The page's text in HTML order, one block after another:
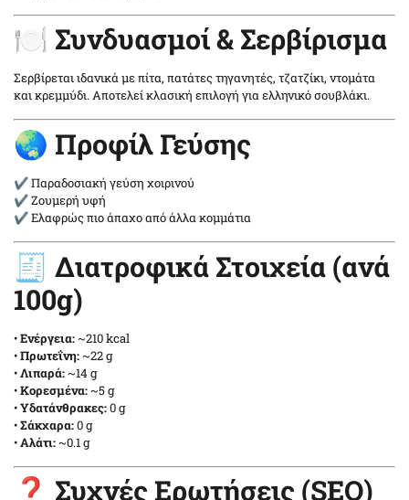
🍽️ Συνδυασμοί & Σερβίρισμα
Σερβίρεται ιδανικά με πίτα, πατάτες τηγανητές, τζατζίκι, ντομάτα
και κρεμμύδι. Αποτελεί κλασική επιλογή για ελληνικό σουβλάκι.
🌏 Προφίλ Γεύσης
✔ Παραδοσιακή γεύση χοιρινού
✔ Ζουμερή υφή
✔ Ελαφρώς πιο άπαχο από άλλα κομμάτια
🧾 Διατροφικά Στοιχεία (ανά
100g)
•Ενέργεια: ~210 kcal
•Πρωτεΐνη: ~22 g
•Λιπαρά: ~14 g
•Κορεσμένα: ~5 g
•Υδατάνθρακες:0 g
•Σάκχαρα:0 g
•Αλάτι: ~0.1 g
❓ Συχνές Ερωτήσεις (SEO)